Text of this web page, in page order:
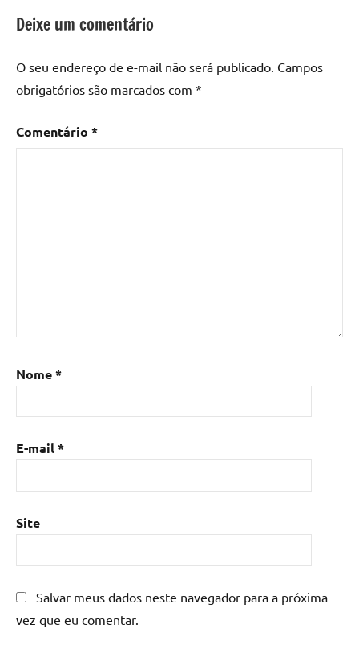
Deixe um comentário
O seu endereço de e-mail não será publicado. Campos
obrigatórios são marcados com *
Comentário *
Nome*
E-mail*
Site
Salvar meus dados neste navegador para a próxima
vez que eu comentar.